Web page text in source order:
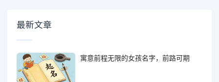
最新文章
寓意前程无限的女孩名字，前路可期